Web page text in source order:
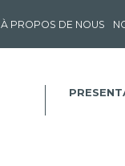
À PROPOS DE NOUS